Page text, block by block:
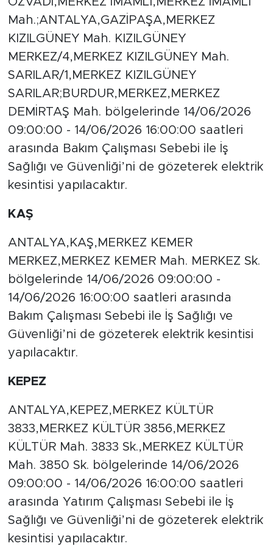
Mah.;ANTALYA,GAZİPAŞA,MERKEZ
KIZILGÜNEY Mah. KIZILGÜNEY
MERKEZ/4,MERKEZ KIZILGÜNEY Mah.
SARILAR/1,MERKEZ KIZILGÜNEY
SARILAR;BURDUR,MERKEZ,MERKEZ
DEMİRTAŞ Mah. bölgelerinde 14/06/2026
09:00:00 - 14/06/2026 16:00:00 saatleri
arasında Bakım Çalışması Sebebi ile İş
Sağlığı ve Güvenliği’ni de gözeterek elektrik
kesintisi yapılacaktır.
KAŞ
ANTALYA,KAŞ,MERKEZ KEMER
MERKEZ,MERKEZ KEMER Mah. MERKEZ Sk.
bölgelerinde 14/06/2026 09:00:00 -
14/06/2026 16:00:00 saatleri arasında
Bakım Çalışması Sebebi ile İş Sağlığı ve
Güvenliği’ni de gözeterek elektrik kesintisi
yapılacaktır.
KEPEZ
ANTALYA,KEPEZ,MERKEZ KÜLTÜR
3833,MERKEZ KÜLTÜR 3856,MERKEZ
KÜLTÜR Mah. 3833 Sk.,MERKEZ KÜLTÜR
Mah. 3850 Sk. bölgelerinde 14/06/2026
09:00:00 - 14/06/2026 16:00:00 saatleri
arasında Yatırım Çalışması Sebebi ile İş
Sağlığı ve Güvenliği’ni de gözeterek elektrik
kesintisi yapılacaktır.